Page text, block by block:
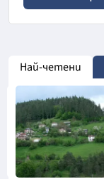
Най-четени